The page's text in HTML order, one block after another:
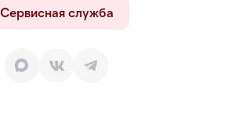
Сервисная служба